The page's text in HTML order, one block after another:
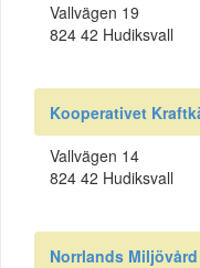
Vallvägen 19
824 42 Hudiksvall
Kooperativet
Vallvägen 14
824 42 Hudiksvall
Norrlands